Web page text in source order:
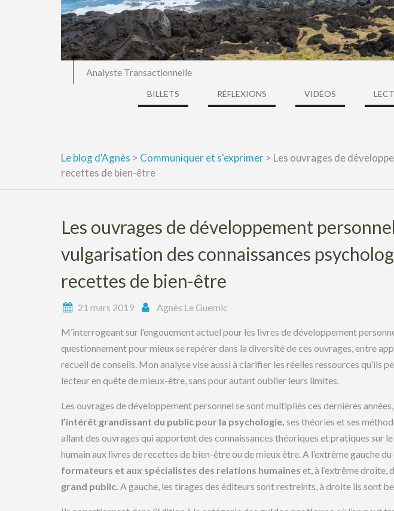
Analyste Transactionnelle
BILLETS RÉFLEXIONS VIDÉOS
Le blog d'Agnès > Communiquer et s'exprimer > Les ouvrages de
recettes de bien-être
Les ouvrages de développement
vulgarisation des connaissances
recettes de bien-être
21 mars 2019 Agnès Le Guernic
M’interrogeant sur l’engouement actuel pour les livres de développement
questionnement pour mieux se repérer dans la diversité de ces ouvrages, entre
recueil de conseils. Mon analyse vise aussi à clarifier les réelles ressources qu’ils
lecteur en quête de mieux-être, sans pour autant oublier leurs limites.
Les ouvrages de développement personnel se sont multipliés ces dernières
l’intérêt grandissant du public pour la psychologie, ses théories et ses
allant des ouvrages qui apportent des connaissances théoriques et pratiques sur
humain aux livres de recettes de bien-être ou de mieux être. A l’extrême gauche du
formateurs et aux spécialistes des relations humaines et, à l’extrême droite,
grand public. A gauche, les tirages des éditeurs sont restreints, à droite ils sont